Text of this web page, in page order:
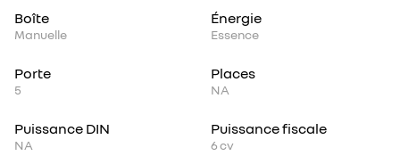
Boîte
Manuelle
Énergie
Essence
Porte
5
Places
NA
Puissance DIN
NA
Puissance fiscale
6cv